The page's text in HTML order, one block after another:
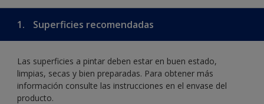
1. Superficies recomendadas
Las superficies a pintar deben estar en buen estado,
limpias, secas y bien preparadas. Para obtener más
información consulte las instrucciones en el envase del
producto.